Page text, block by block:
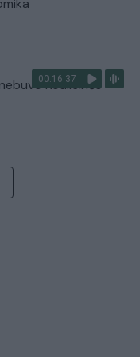
00:16:37
Koalicinės